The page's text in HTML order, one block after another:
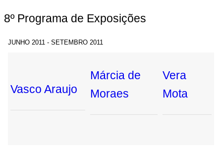
8º Programa de Exposições
JUNHO 2011 - SETEMBRO 2011
Vasco Araujo
Márcia de
Moraes
Vera
Mota